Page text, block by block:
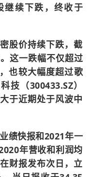
继续下跌，终收于
股价持续下跌，截
这一跌幅不仅超过
也较大幅度超过歌
技（300433.SZ）
于近期处于风波中
绩快报和2021年一
年营收和利润均
财报发布次日，立